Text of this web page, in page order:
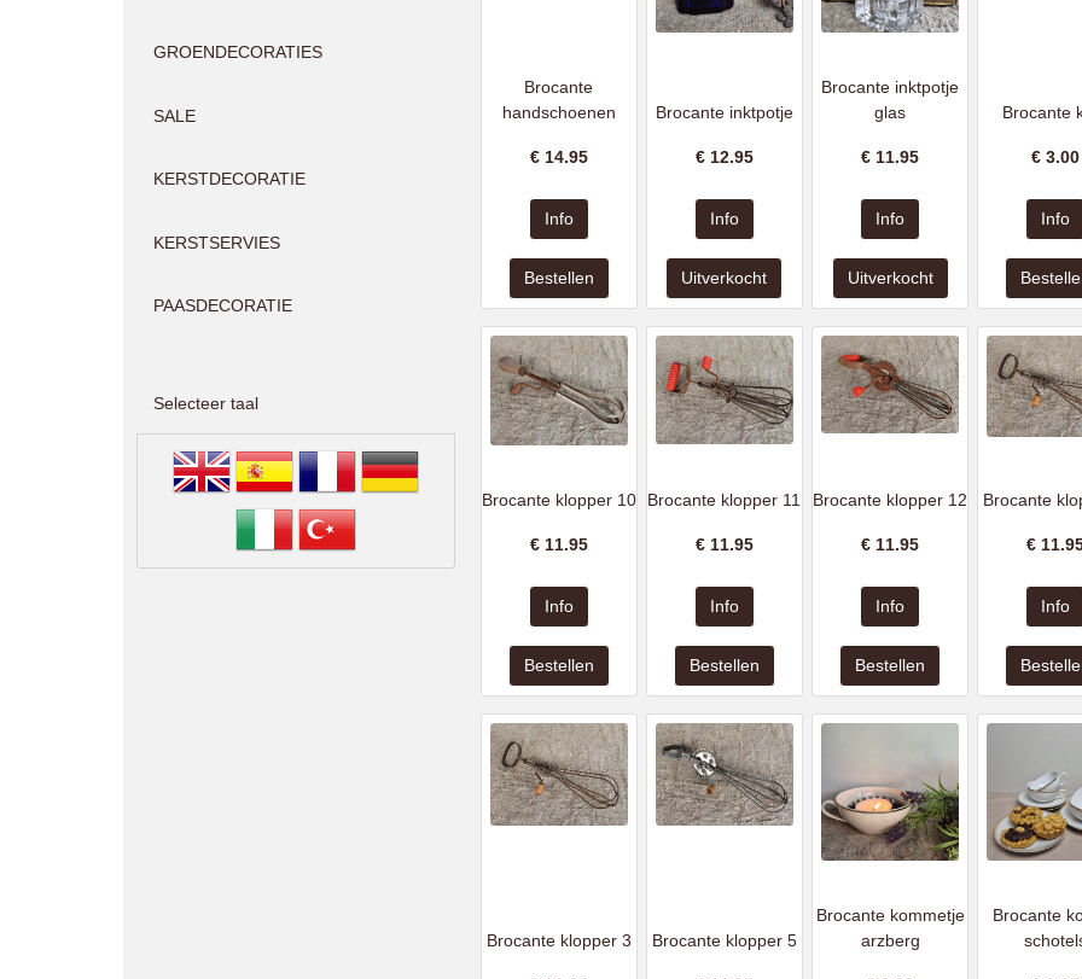
GROENDECORATIES
SALE
KERSTDECORATIE
KERSTSERVIES
PAASDECORATIE
Selecteer taal
Brocante
handschoenen
€ 14.95
Brocante inktpotje
€ 12.95
Brocante inktpotje
glas
€ 11.95
Brocante
€3.00
Brocante klopper 10
€ 11.95
Brocante klopper 11
€ 11.95
Brocante klopper 12
€ 11.95
Brocante
€
Brocante klopper 3 Brocante klopper 5
Brocante kommetje
arzberg
Brocante